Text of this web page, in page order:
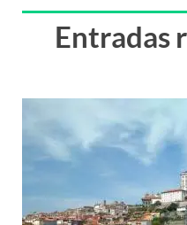
Entradas